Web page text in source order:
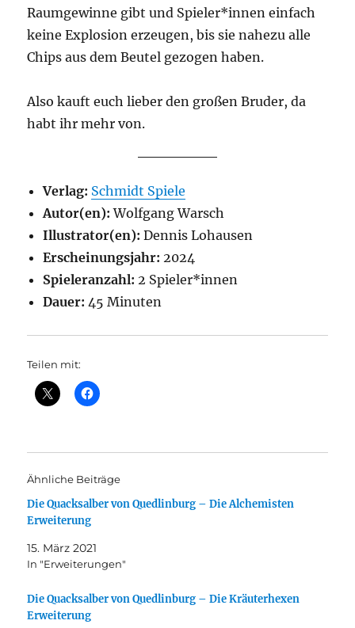
Raumgewinne gibt und Spieler*innen einfach
keine Explosion erzeugen, bis sie nahezu alle
Chips aus dem Beutel gezogen haben.
Also kauft euch lieber den großen Bruder, da
habt ihr mehr von.
Verlag: Schmidt Spiele
Autor(en): Wolfgang Warsch
Illustrator(en): Dennis Lohausen
Erscheinungsjahr: 2024
Spieleranzahl: 2 Spieler*innen
Dauer: 45 Minuten
Teilen mit:
Ähnliche Beiträge
Die Quacksalber von Quedlinburg – Die Alchemisten
Erweiterung
15. März 2021
In "Erweiterungen"
Die Quacksalber von Quedlinburg – Die Kräuterhexen
Erweiterung